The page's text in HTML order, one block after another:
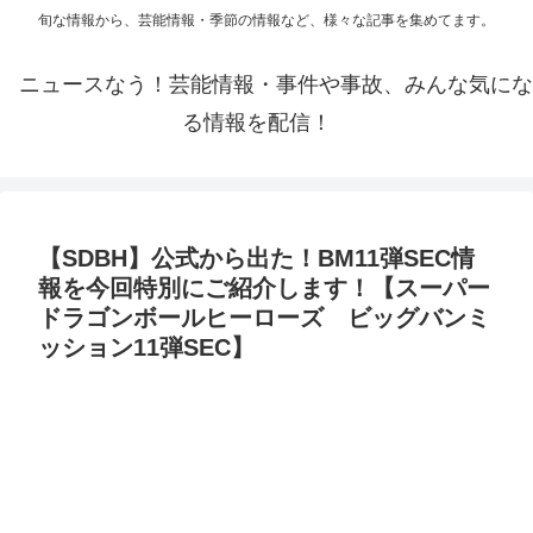
旬な情報から、芸能情報・季節の情報など、様々な記事を集めてます。
ニュースなう！芸能情報・事件や事故、みんな気にな
る情報を配信！
【SDBH】公式から出た！BM11弾SEC情
報を今回特別にご紹介します！【スーパー
ドラゴンボールヒーローズ ビッグバンミ
ッション11弾SEC】